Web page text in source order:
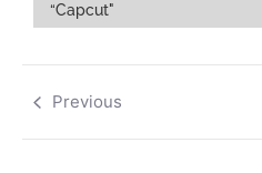
“Capcut"
Previous